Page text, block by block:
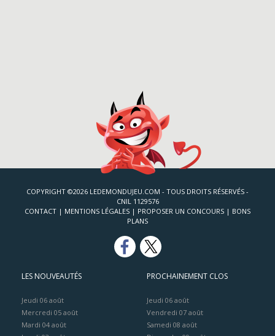
COPYRIGHT ©2026 LEDEMONDUJEU.COM - TOUS DROITS RÉSERVÉS -
CNIL 1129576
CONTACT | MENTIONS LÉGALES | PROPOSER UN CONCOURS | BONS
PLANS
LES NOUVEAUTÉS
Jeudi 06 août
Mercredi 05 août
Mardi 04 août
PROCHAINEMENT CLOS
Jeudi 06 août
Vendredi 07 août
Samedi 08 août